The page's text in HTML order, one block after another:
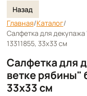
Назад
Главная/Каталог/
Салфетка для
13311855, 33х33 см
Салфетка для
ветке рябины"
33х33 см